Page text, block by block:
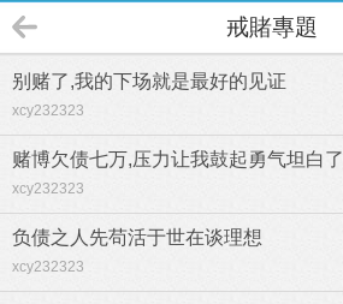
戒賭專題
别赌了,我的下场就是最好的见证
xcy232323
赌博欠债七万,压力让我鼓起勇气坦白了
xcy232323
负债之人先苟活于世在谈理想
xcy232323